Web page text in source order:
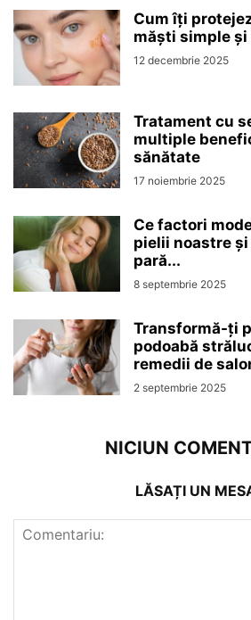
Cum îți
măști simple
12 decembrie 2025
Tratament cu
multiple
sănătate
17 noiembrie 2025
Ce factori
pielii noastre
pară...
8 septembrie 2025
Transformă-ți
podoabă
remedii de
2 septembrie 2025
NICIUN
LĂSAȚI UN